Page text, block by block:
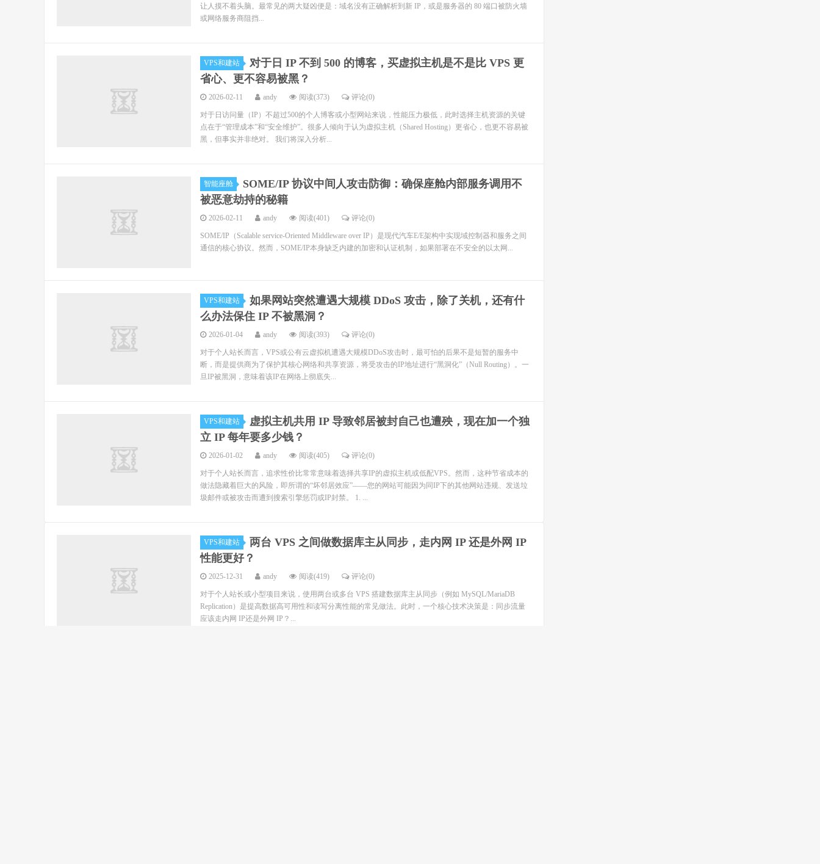
让人摸不着头脑。最常见的两大疑凶便是：域名没有正确解析到新 IP，或是服务器的 80 端口被防火墙
或网络服务商阻挡...
VPS和建站
对于日 IP 不到 500 的博客，买虚拟主机是不是比 VPS 更
省心、更不容易被黑？
2026-02-11 andy 阅读(373) 评论(0)
对于日访问量（IP）不超过500的个人博客或小型网站来说，性能压力极低，此时选择主机资源的关键
点在于“管理成本”和“安全维护”。很多人倾向于认为虚拟主机（Shared Hosting）更省心，也更不容易被
黑，但事实并非绝对。 我们将深入分析...
智能座舱
SOME/IP 协议中间人攻击防御：确保座舱内部服务调用不
被恶意劫持的秘籍
2026-02-11 andy 阅读(401) 评论(0)
SOME/IP（Scalable service-Oriented Middleware over IP）是现代汽车E/E架构中实现域控制器和服务之间
通信的核心协议。然而，SOME/IP本身缺乏内建的加密和认证机制，如果部署在不安全的以太网...
VPS和建站
如果网站突然遭遇大规模 DDoS 攻击，除了关机，还有什
么办法保住 IP 不被黑洞？
2026-01-04 andy 阅读(393) 评论(0)
对于个人站长而言，VPS或公有云虚拟机遭遇大规模DDoS攻击时，最可怕的后果不是短暂的服务中
断，而是提供商为了保护其核心网络和共享资源，将受攻击的IP地址进行“黑洞化”（Null Routing）。一
旦IP被黑洞，意味着该IP在网络上彻底失...
VPS和建站
虚拟主机共用 IP 导致邻居被封自己也遭殃，现在加一个独
立 IP 每年要多少钱？
2026-01-02 andy 阅读(405) 评论(0)
对于个人站长而言，追求性价比常常意味着选择共享IP的虚拟主机或低配VPS。然而，这种节省成本的
做法隐藏着巨大的风险，即所谓的“坏邻居效应”——您的网站可能因为同IP下的其他网站违规、发送垃
圾邮件或被攻击而遭到搜索引擎惩罚或IP封禁。 1. ...
VPS和建站
两台 VPS 之间做数据库主从同步，走内网 IP 还是外网 IP
性能更好？
2025-12-31 andy 阅读(419) 评论(0)
对于个人站长或小型项目来说，使用两台或多台 VPS 搭建数据库主从同步（例如 MySQL/MariaDB
Replication）是提高数据高可用性和读写分离性能的常见做法。此时，一个核心技术决策是：同步流量
应该走内网 IP还是外网 IP？...